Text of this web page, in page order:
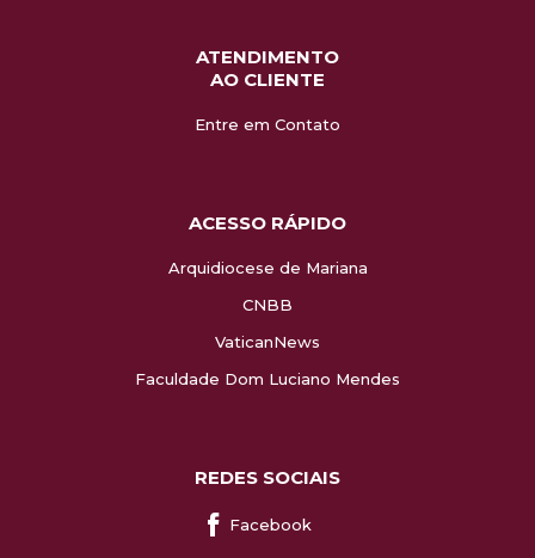
ATENDIMENTO
AO CLIENTE
Entre em Contato
ACESSO RÁPIDO
Arquidiocese de Mariana
CNBB
VaticanNews
Faculdade Dom Luciano Mendes
REDES SOCIAIS
Facebook